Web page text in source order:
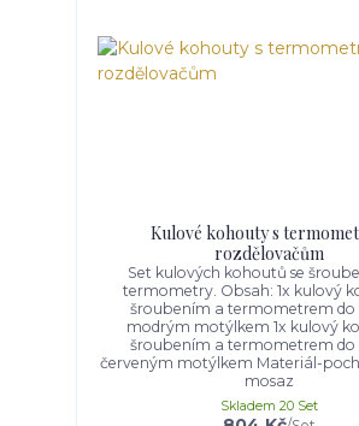
Kulové kohouty s
rozdělovačům
Set kulových kohoutů se
termometry. Obsah: 1x kulový
šroubením a termometrem do
modrým motýlkem 1x kulový
šroubením a termometrem do
červeným motýlkem Materiál-
mosaz
Skladem 20 Set